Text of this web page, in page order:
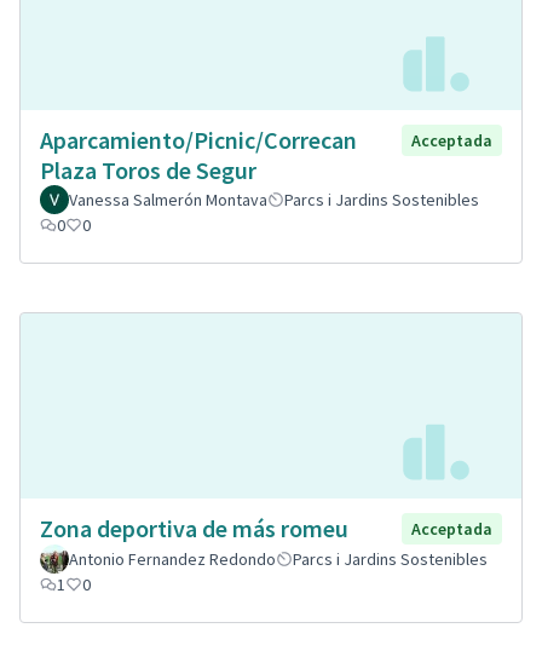
Aparcamiento/Picnic/Correcan
Plaza Toros de Segur
Acceptada
Vanessa Salmerón Montava
Parcs i Jardins Sostenibles
0
0
Zona deportiva de más romeu
Acceptada
Antonio Fernandez Redondo
Parcs i Jardins Sostenibles
1
0